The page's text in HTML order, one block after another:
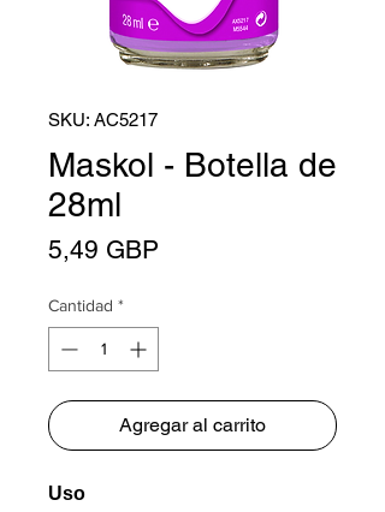
SKU: AC5217
Maskol - Botella de
28ml
5,49 GBP
Cantidad *
Agregar al carrito
Uso